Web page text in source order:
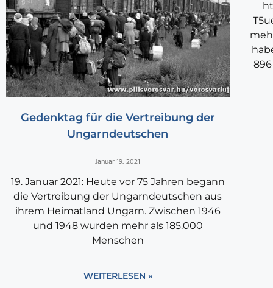
Gedenktag für die Vertreibung der
Ungarndeutschen
Januar 19, 2021
19. Januar 2021: Heute vor 75 Jahren begann
die Vertreibung der Ungarndeutschen aus
ihrem Heimatland Ungarn. Zwischen 1946
und 1948 wurden mehr als 185.000
Menschen
WEITERLESEN »